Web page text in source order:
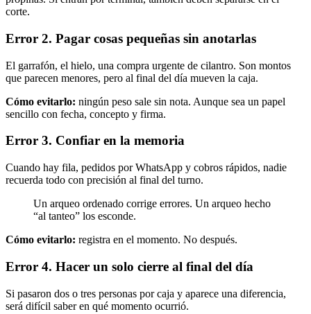
corte.
Error 2. Pagar cosas pequeñas sin anotarlas
El garrafón, el hielo, una compra urgente de cilantro. Son montos
que parecen menores, pero al final del día mueven la caja.
Cómo evitarlo: ningún peso sale sin nota. Aunque sea un papel
sencillo con fecha, concepto y firma.
Error 3. Confiar en la memoria
Cuando hay fila, pedidos por WhatsApp y cobros rápidos, nadie
recuerda todo con precisión al final del turno.
Un arqueo ordenado corrige errores. Un arqueo hecho
“al tanteo” los esconde.
Cómo evitarlo: registra en el momento. No después.
Error 4. Hacer un solo cierre al final del día
Si pasaron dos o tres personas por caja y aparece una diferencia,
será difícil saber en qué momento ocurrió.